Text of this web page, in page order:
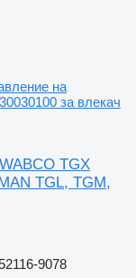
на
за влекач
TGX
TGL, TGM,
9078